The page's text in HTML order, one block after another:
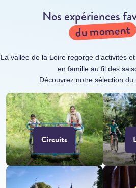
Nos expériences
du moment
La vallée de la Loire regorge d’activités
en famille au fil des
Découvrez notre sélection du
Circuits